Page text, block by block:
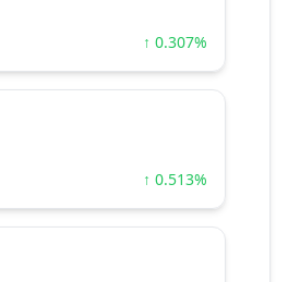
↑ 0.307%
↑ 0.513%